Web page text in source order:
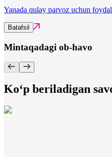
Yanada qulay parvoz uchun
Batafsil
Mintaqadagi ob-havo
Ko‘p beriladigan